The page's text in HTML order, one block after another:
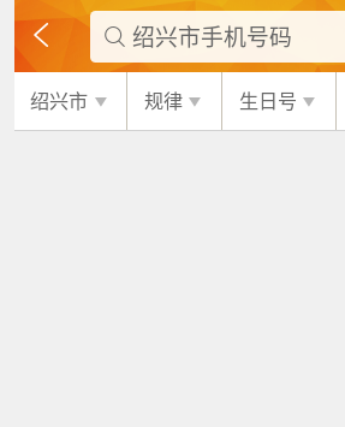
 绍兴市手机号码
绍兴市 规律 生日号